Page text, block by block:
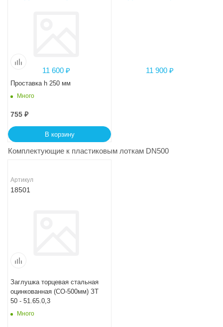
Проставка h 250 мм
Много
755 ₽
В корзину
Комплектующие к пластиковым лоткам DN500
Артикул
18501
Заглушка торцевая стальная
оцинкованная (СО-500мм) ЗТ
50 - 51.65.0,3
Много